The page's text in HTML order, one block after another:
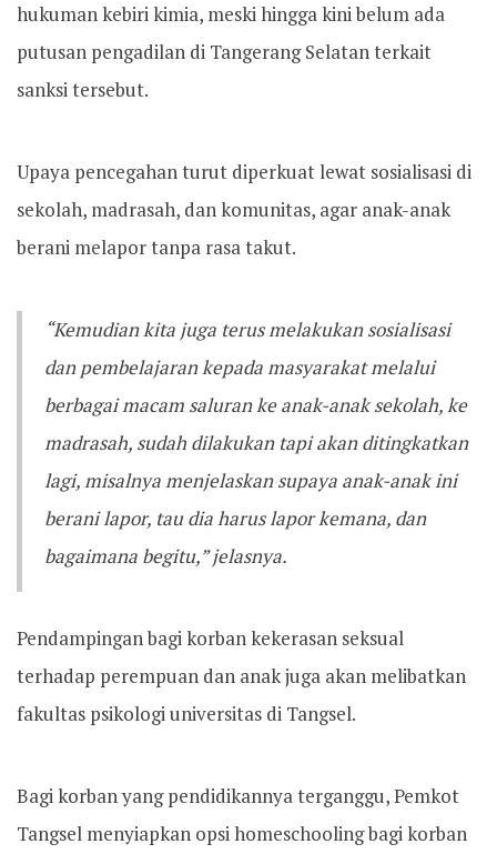
hukuman kebiri kimia, meski hingga kini belum ada
putusan pengadilan di Tangerang Selatan terkait
sanksi tersebut.
Upaya pencegahan turut diperkuat lewat sosialisasi di
sekolah, madrasah, dan komunitas, agar anak-anak
berani melapor tanpa rasa takut.
“Kemudian kita juga terus melakukan sosialisasi
dan pembelajaran kepada masyarakat melalui
berbagai macam saluran ke anak-anak sekolah, ke
madrasah, sudah dilakukan tapi akan ditingkatkan
lagi, misalnya menjelaskan supaya anak-anak ini
berani lapor, tau dia harus lapor kemana, dan
bagaimana begitu,” jelasnya.
Pendampingan bagi korban kekerasan seksual
terhadap perempuan dan anak juga akan melibatkan
fakultas psikologi universitas di Tangsel.
Bagi korban yang pendidikannya terganggu, Pemkot
Tangsel menyiapkan opsi homeschooling bagi korban